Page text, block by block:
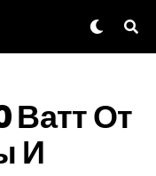
Ватт От
И